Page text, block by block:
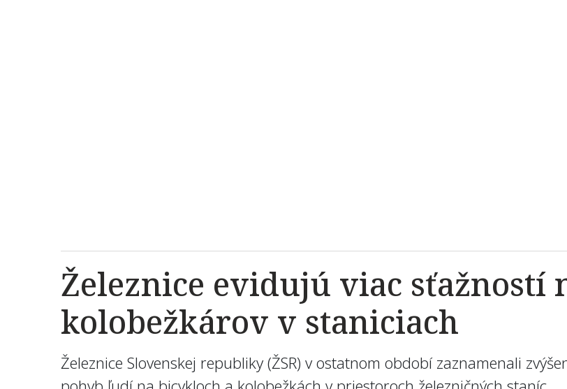
Železnice evidujú viac sťažností
kolobežkárov v staniciach
Železnice Slovenskej republiky (ŽSR) v ostatnom období zaznamenali